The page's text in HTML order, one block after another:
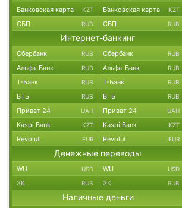
Банковская карта KZT Банковская карта KZT
СБП RUB СБП RUB
Интернет-банкинг
Сбербанк RUB Сбербанк RUB
Альфа-Банк RUB Альфа-Банк RUB
Т-Банк RUB Т-Банк RUB
ВТБ RUB ВТБ RUB
Приват 24 UAH Приват 24 UAH
Kaspi Bank KZT Kaspi Bank KZT
Revolut EUR Revolut EUR
Денежные переводы
WU USD WU USD
ЗК RUB ЗК RUB
Наличные деньги